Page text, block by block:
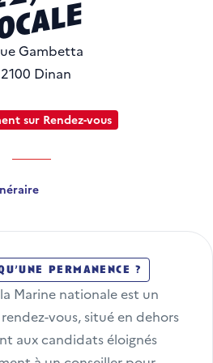
Gambetta
Dinan
sur Rendez-vous
permanence ?
Marine nationale est un
vous, situé en dehors
aux candidats éloignés